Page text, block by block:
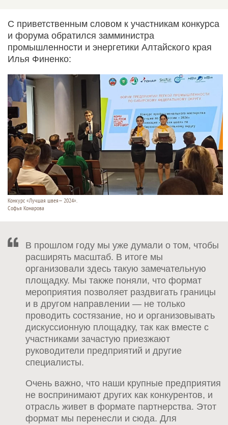
С приветственным словом к участникам конкурса
и форума обратился замминистра
промышленности и энергетики Алтайского края
Илья Финенко:
Конкурс «Лучшая швея— 2024».
Софья Комарова
В прошлом году мы уже думали о том, чтобы
расширять масштаб. В итоге мы
организовали здесь такую замечательную
площадку. Мы также поняли, что формат
мероприятия позволяет раздвигать границы
и в другом направлении — не только
проводить состязание, но и организовывать
дискуссионную площадку, так как вместе с
участниками зачастую приезжают
руководители предприятий и другие
специалисты.
Очень важно, что наши крупные предприятия
не воспринимают других как конкурентов, и
отрасль живет в формате партнерства. Этот
формат мы перенесли и сюда. Для